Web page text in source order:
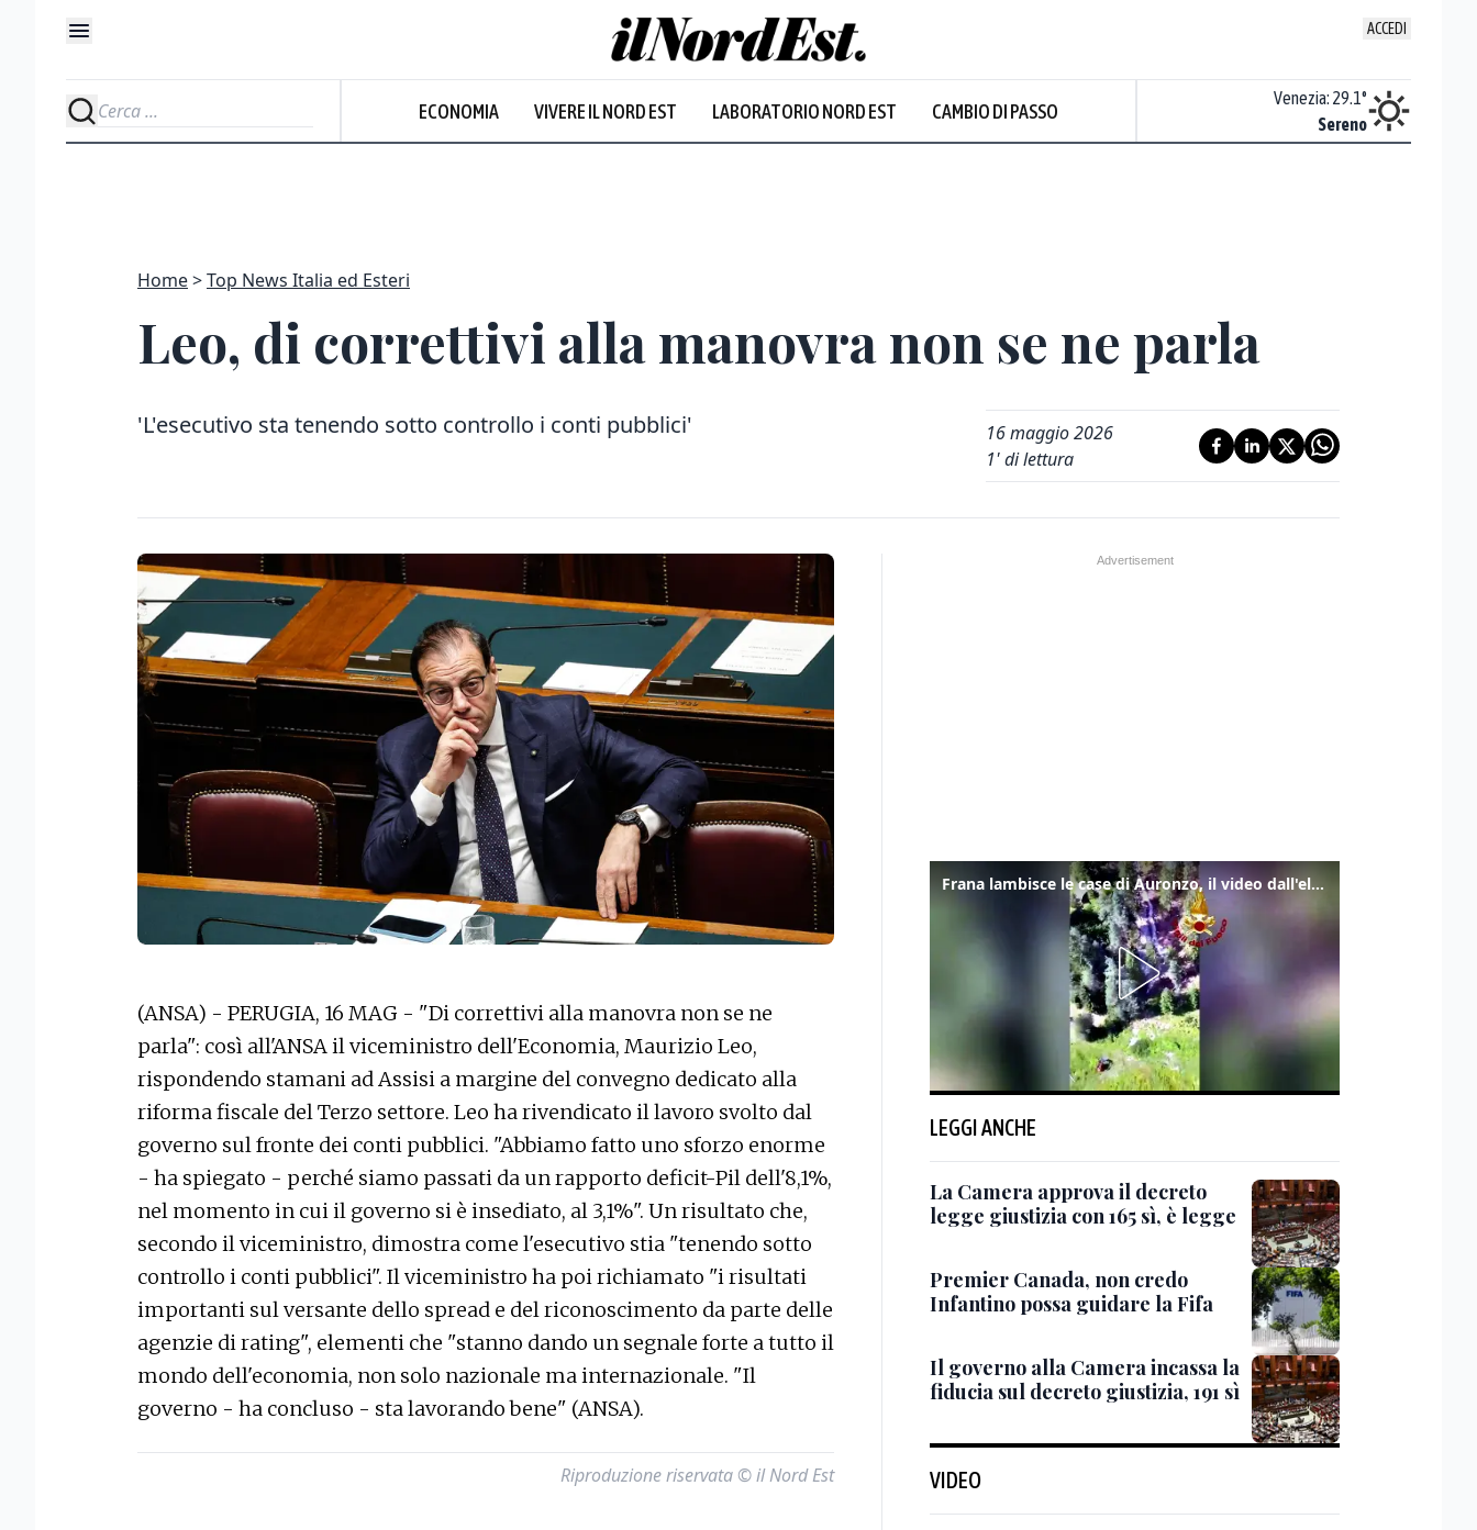
ACCEDI
ECONOMIA VIVERE IL NORD EST LABORATORIO NORD EST CAMBIO DI PASSO
Sereno
Venezia: 29.1°
Sereno
Home Top News Italia ed Esteri
Leo, di correttivi alla manovra non se ne parla
'L'esecutivo sta tenendo sotto controllo i conti pubblici'
16 maggio 2026
1' di lettura
(ANSA) - PERUGIA, 16 MAG - "Di correttivi alla manovra non se ne
parla": così all'ANSA il viceministro dell'Economia, Maurizio Leo,
rispondendo stamani ad Assisi a margine del convegno dedicato alla
riforma fiscale del Terzo settore. Leo ha rivendicato il lavoro svolto dal
governo sul fronte dei conti pubblici. "Abbiamo fatto uno sforzo enorme
- ha spiegato - perché siamo passati da un rapporto deficit-Pil dell'8,1%,
nel momento in cui il governo si è insediato, al 3,1%". Un risultato che,
secondo il viceministro, dimostra come l'esecutivo stia "tenendo sotto
controllo i conti pubblici". Il viceministro ha poi richiamato "i risultati
importanti sul versante dello spread e del riconoscimento da parte delle
agenzie di rating", elementi che "stanno dando un segnale forte a tutto il
mondo dell'economia, non solo nazionale ma internazionale. "Il
governo - ha concluso - sta lavorando bene" (ANSA).
Riproduzione riservata © il Nord Est
Frana lambisce le case di Auronzo, il video dall'elicottero dei vigili del fuoco
LEGGI ANCHE
La Camera approva il decreto
legge giustizia con 165 sì, è legge
Premier Canada, non credo
Infantino possa guidare la Fifa
Il governo alla Camera incassa la
fiducia sul decreto giustizia, 191 sì
VIDEO